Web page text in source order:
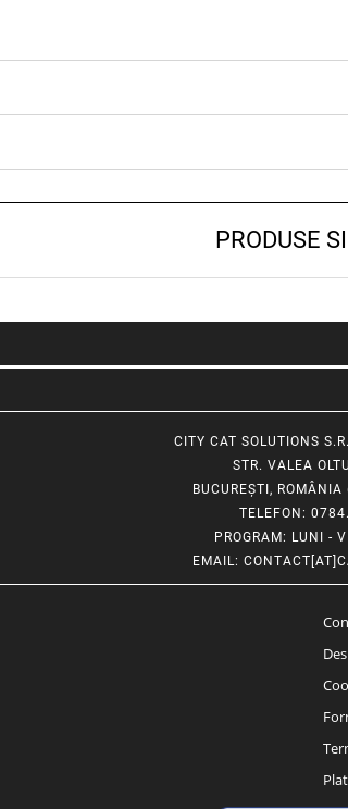
PRODUSE
CITY CAT SOLUTIONS
STR. VALEA
BUCUREȘTI,
TELEFON :
PROGRAM: LUNI -
EMAIL: